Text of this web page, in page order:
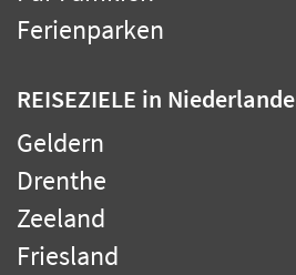
Ferienparken
REISEZIELE in Niederlande
Geldern
Drenthe
Zeeland
Friesland